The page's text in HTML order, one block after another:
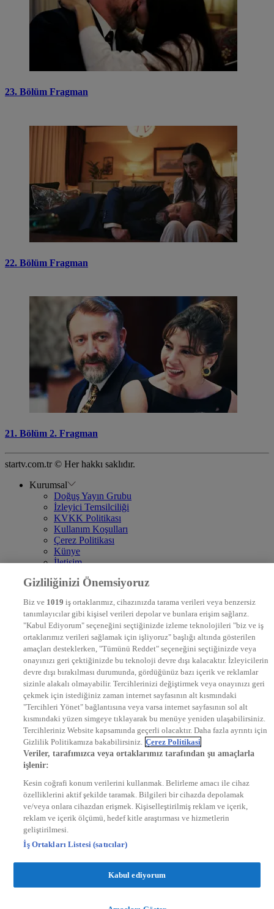
23. Bölüm Fragman
22. Bölüm Fragman
21. Bölüm 2. Fragman
startv.com.tr © Her hakkı saklıdır.
Kurumsal
Doğuş Yayın Grubu
İzleyici Temsilciliği
KVKK Politikası
Kullanım Koşulları
Çerez Politikası
Künye
İletişim
DYG Televizyonlar
STAR
EURO STAR
KRAL POP TV
DYG Radyolar
NTV RADYO
KRAL FM
KRAL POP
EKSEN
VOYAGE
DYG Dijital
ntv.com.tr
ntvspor.net
secim.ntv.com.tr
startv.com.tr
kralmuzik.com.tr
Gizliliğinizi Önemsiyoruz
Biz ve 1019 iş ortaklarımız, cihazınızda tarama verileri veya benzersiz
tanımlayıcılar gibi kişisel verileri depolar ve bunlara erişim sağlarız.
"Kabul Ediyorum" seçeneğini seçtiğinizde izleme teknolojileri "biz ve iş
ortaklarımız verileri sağlamak için işliyoruz" başlığı altında gösterilen
amaçları desteklerken, "Tümünü Reddet" seçeneğini seçtiğinizde veya
onayınızı geri çektiğinizde bu teknoloji devre dışı kalacaktır. İzleyicilerin
devre dışı bırakılması durumunda, gördüğünüz bazı içerik ve reklamlar
sizinle alakalı olmayabilir. Tercihlerinizi değiştirmek veya onayınızı geri
çekmek için istediğiniz zaman internet sayfasının alt kısmındaki
"Tercihleri Yönet" bağlantısına veya varsa internet sayfasının sol alt
kısmındaki yüzen simgeye tıklayarak bu menüye yeniden ulaşabilirsiniz.
Tercihleriniz Website kapsamında geçerli olacaktır. Daha fazla ayrıntı için
Gizlilik Politikamıza bakabilirsiniz. Çerez Politikasi
Veriler, tarafımızca veya ortaklarımız tarafından şu amaçlarla
işlenir:
Kesin coğrafi konum verilerini kullanmak. Belirleme amacı ile cihaz
özelliklerini aktif şekilde taramak. Bilgileri bir cihazda depolamak
ve/veya onlara cihazdan erişmek. Kişiselleştirilmiş reklam ve içerik,
reklam ve içerik ölçümü, hedef kitle araştırması ve hizmetlerin
geliştirilmesi.
İş Ortakları Listesi (satıcılar)
Kabul ediyorum